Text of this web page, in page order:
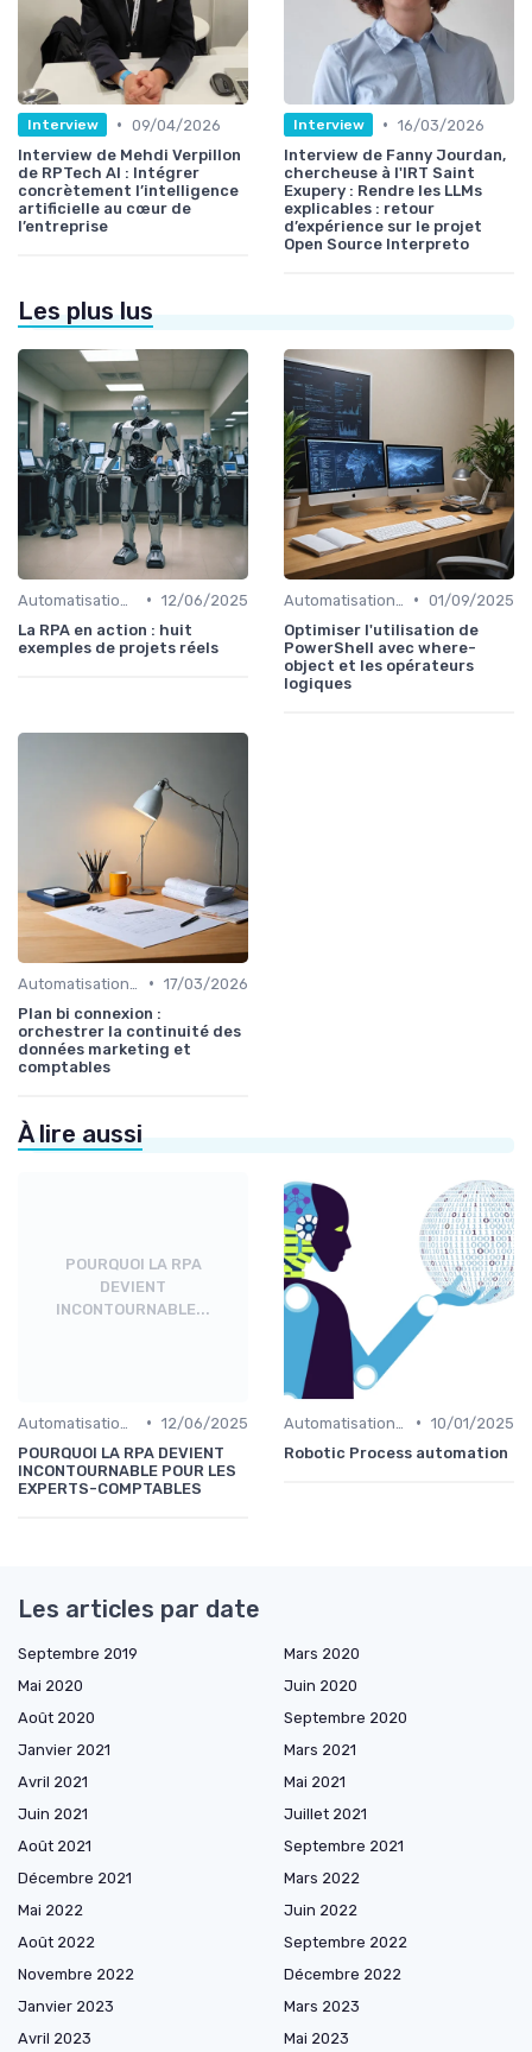
Interview • 09/04/2026
Interview de Mehdi Verpillon
de RPTech AI : Intégrer
concrètement l’intelligence
artificielle au cœur de
l’entreprise
Interview • 16/03/2026
Interview de Fanny Jourdan,
chercheuse à l'IRT Saint
Exupery : Rendre les LLMs
explicables : retour
d’expérience sur le projet
Open Source Interpreto
Les plus lus
• 12/06/2025
La RPA en action : huit
exemples de projets réels
• 01/09/2025
Optimiser l'utilisation de
PowerShell avec where-
object et les opérateurs
logiques
• 17/03/2026
Plan bi connexion :
orchestrer la continuité des
données marketing et
comptables
À lire aussi
POURQUOI LA RPA
DEVIENT
INCONTOURNABLE...
• 12/06/2025
POURQUOI LA RPA DEVIENT
INCONTOURNABLE POUR LES
EXPERTS-COMPTABLES
• 10/01/2025
Robotic Process automation
Les articles par date
Septembre 2019
Mars 2020
Mai 2020
Juin 2020
Août 2020
Septembre 2020
Janvier 2021
Mars 2021
Avril 2021
Mai 2021
Juin 2021
Juillet 2021
Août 2021
Septembre 2021
Décembre 2021
Mars 2022
Mai 2022
Juin 2022
Août 2022
Septembre 2022
Novembre 2022
Décembre 2022
Janvier 2023
Mars 2023
Avril 2023
Mai 2023